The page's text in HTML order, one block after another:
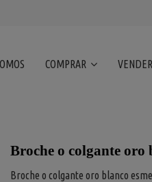
COMPRAR VENDER
Broche o colgante
Broche o colgante oro blanco